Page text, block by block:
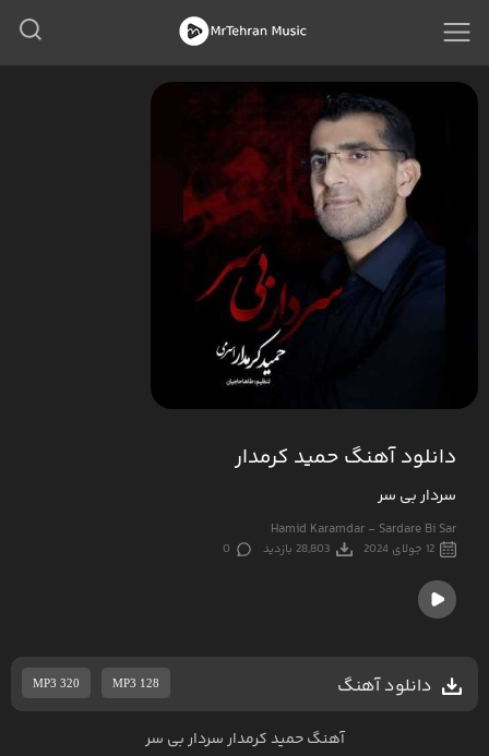
دانلود آهنگ حمید کرمدار
سردار بی سر
Hamid Karamdar - Sardare Bi Sar
12 جولای 2024 28,803 بازدید 0
دانلود آهنگ MP3 320 MP3 128
آهنگ حمید کرمدار سردار بی سر